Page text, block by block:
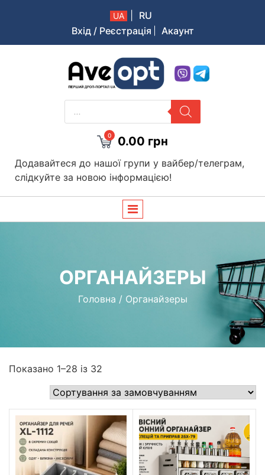
UA
RU
Вхід / Реєстрація
Акаунт
Aveopt – оптова дропшипінг платформа в Україні
PRODUCTS
SEARCH
0 0.00 грн
Додавайтеся до нашої групи у вайбер/телеграм,
слідкуйте за новою інформацією!
ОРГАНАЙЗЕРЫ
Головна / Органайзеры
Показано 1–28 із 32